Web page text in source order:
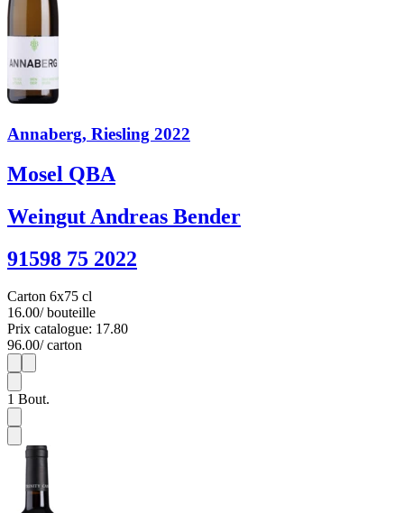
Annaberg, Riesling 2022
Mosel QBA
Weingut Andreas Bender
91598 75 2022
Carton 6x75 cl
16.00/ bouteille
Prix catalogue: 17.80
96.00/ carton
1
1 Bout.